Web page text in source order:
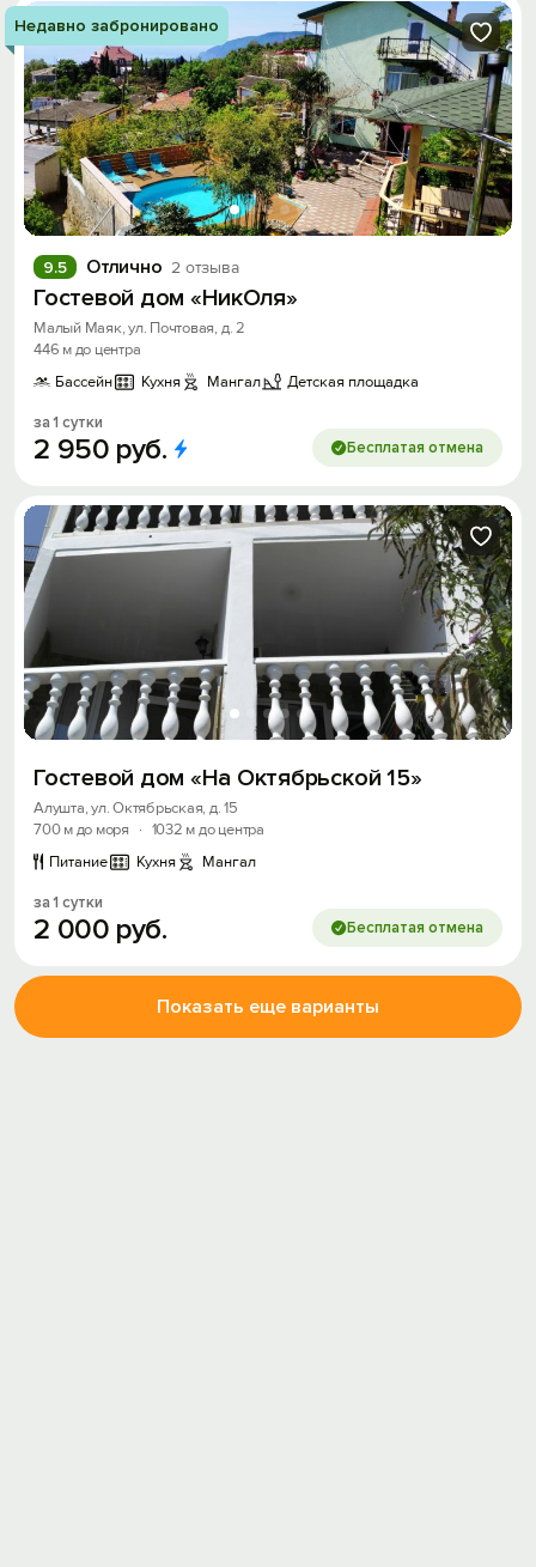
Недавно забронировано
Отлично 2 отзыва
9.5
Гостевой дом «НикОля»
Малый Маяк, ул. Почтовая, д. 2
446 м до центра
Бассейн
Кухня Мангал Детская площадка
за 1 сутки
2 950 руб. Бесплатая отмена
Гостевой дом «На Октябрьской 15»
Алушта, ул. Октябрьская, д. 15
700 м до моря
· 1032 м до центра
Питание
Кухня Мангал
за 1 сутки
2 000 руб. Бесплатая отмена
Показать еще варианты